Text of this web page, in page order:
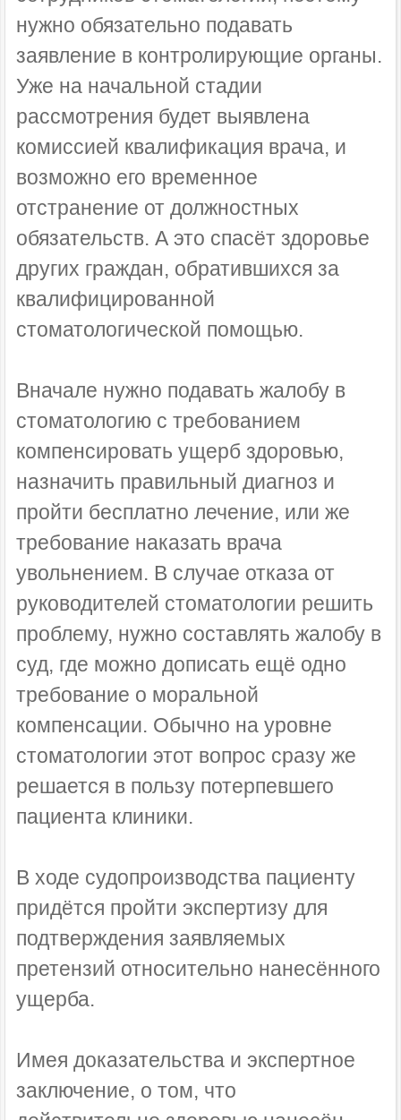
нужно обязательно подавать
заявление в контролирующие органы.
Уже на начальной стадии
рассмотрения будет выявлена
комиссией квалификация врача, и
возможно его временное
отстранение от должностных
обязательств. А это спасёт здоровье
других граждан, обратившихся за
квалифицированной
стоматологической помощью.
Вначале нужно подавать жалобу в
стоматологию с требованием
компенсировать ущерб здоровью,
назначить правильный диагноз и
пройти бесплатно лечение, или же
требование наказать врача
увольнением. В случае отказа от
руководителей стоматологии решить
проблему, нужно составлять жалобу в
суд, где можно дописать ещё одно
требование о моральной
компенсации. Обычно на уровне
стоматологии этот вопрос сразу же
решается в пользу потерпевшего
пациента клиники.
В ходе судопроизводства пациенту
придётся пройти экспертизу для
подтверждения заявляемых
претензий относительно нанесённого
ущерба.
Имея доказательства и экспертное
заключение, о том, что